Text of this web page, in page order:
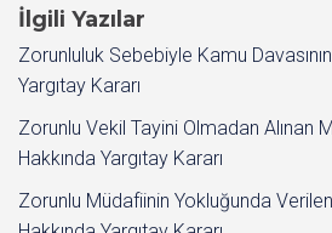
İlgili Yazılar
Zorunluluk Sebebiyle Kamu
Yargıtay Kararı
Zorunlu Vekil Tayini Olmadan Alınan
Hakkında Yargıtay Kararı
Zorunlu Müdafiinin Yokluğunda Verilen